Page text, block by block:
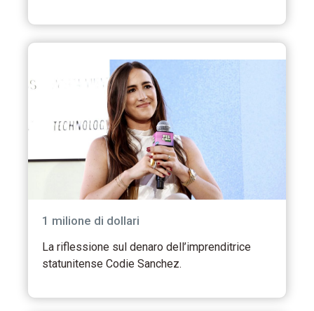
1 milione di dollari
La riflessione sul denaro dell’imprenditrice
statunitense Codie Sanchez.